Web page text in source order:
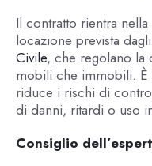
Il contratto rientra
locazione prevista
Civile, che regolano la
mobili che immobili.
riduce i rischi di
di danni, ritardi o uso
Consiglio